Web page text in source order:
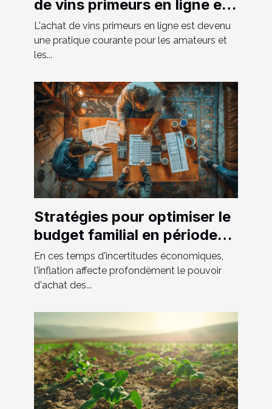
de vins primeurs en ligne en
2024
L'achat de vins primeurs en ligne est devenu
une pratique courante pour les amateurs et
les...
Stratégies pour optimiser le
budget familial en période
d'inflation
En ces temps d'incertitudes économiques,
l'inflation affecte profondément le pouvoir
d'achat des...